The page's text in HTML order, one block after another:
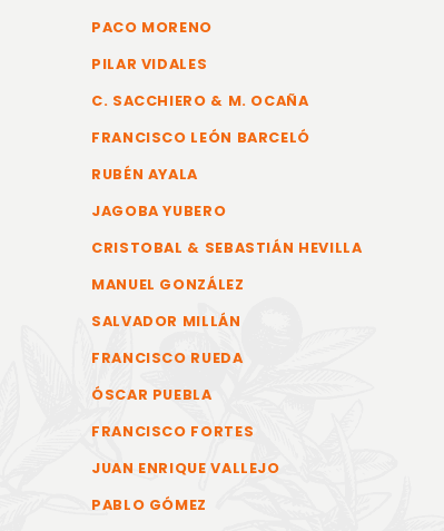
PACO MORENO
PILAR VIDALES
C. SACCHIERO & M. OCAÑA
FRANCISCO LEÓN BARCELÓ
RUBÉN AYALA
JAGOBA YUBERO
CRISTOBAL & SEBASTIÁN HEVILLA
MANUEL GONZÁLEZ
SALVADOR MILLÁN
FRANCISCO RUEDA
ÓSCAR PUEBLA
FRANCISCO FORTES
JUAN ENRIQUE VALLEJO
PABLO GÓMEZ